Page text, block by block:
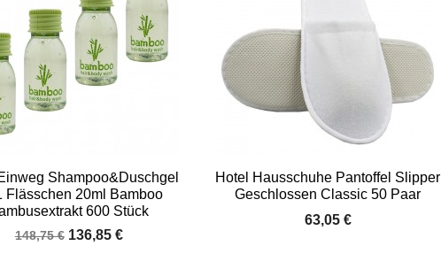
Shampoo&Duschgel
Flässchen 20ml Bamboo
600 Stück
148,75 € 136,85 €
Vorschau
Hotel Hausschuhe Pantoffel Slipper
Geschlossen Classic 50 Paar
63,05 €
Vorschau